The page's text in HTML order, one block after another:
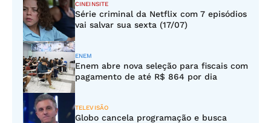
CINEINSITE
Série criminal da Netflix com 7 episódios
vai salvar sua sexta (17/07)
ENEM
Enem abre nova seleção para fiscais com
pagamento de até R$ 864 por dia
TELEVISÃO
Globo cancela programação e busca